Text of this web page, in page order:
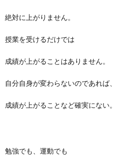
絶対に上がりません。
授業を受けるだけでは
成績が上がることはありません。
自分自身が変わらないのであれば、
成績が上がることなど確実にない。
勉強でも、運動でも